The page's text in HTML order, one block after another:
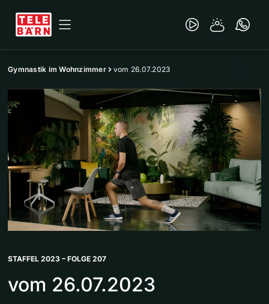
Gymnastik im Wohnzimmer vom 26.07.2023
STAFFEL 2023 – FOLGE 207
vom 26.07.2023